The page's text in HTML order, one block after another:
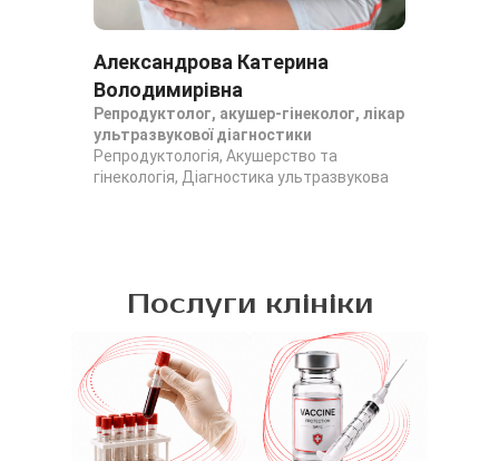
Александрова Катерина
Володимирівна
Репродуктолог, акушер-гінеколог, лікар
ультразвукової діагностики
Репродуктологія, Акушерство та
гінекологія, Діагностика ультразвукова
Послуги клініки